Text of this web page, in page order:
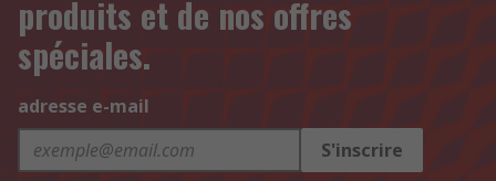
produits et de nos offres
spéciales.
adresse e-mail
S'inscrire